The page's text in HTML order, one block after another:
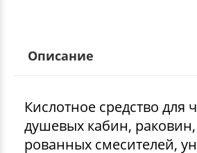
Описание
Кислотное средство для
душевых кабин,
рованных смесителей,